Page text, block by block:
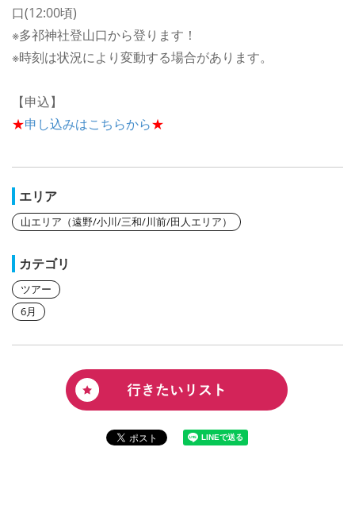
口(12:00頃)
※多祁神社登山口から登ります！
※時刻は状況により変動する場合があります。
【申込】
★申し込みはこちらから★
エリア
山エリア（遠野/小川/三和/川前/田人エリア）
カテゴリ
ツアー
6月